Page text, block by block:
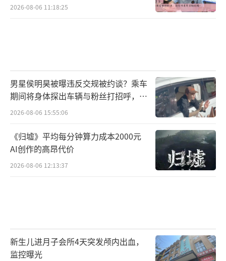
2026-08-06 11:18:25
男星侯明昊被曝违反交规被约谈？乘车
期间将身体探出车辆与粉丝打招呼，当
地交警回应
2026-08-06 15:55:06
《归墟》平均每分钟算力成本2000元
AI创作的高昂代价
2026-08-06 12:13:37
新生儿进月子会所4天突发颅内出血，
监控曝光